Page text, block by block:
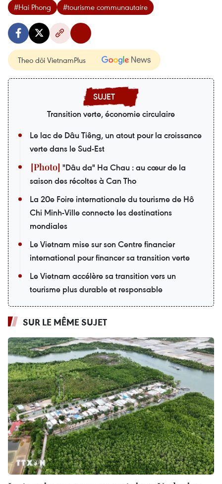
#​Hai Phong #tourisme communautaire
Theo dõi VietnamPlus
Transition verte, économie circulaire
Le lac de Dâu Tiêng, un atout pour la croissance
verte dans le Sud-Est
"Dâu da" Ha Chau : au cœur de la
saison des récoltes à Can Tho
La 20e Foire internationale du tourisme de Hô
Chi Minh-Ville connecte les destinations
mondiales
Le Vietnam mise sur son Centre financier
international pour financer sa transition verte
Le Vietnam accélère sa transition vers un
tourisme plus durable et responsable
SUR LE MÊME SUJET